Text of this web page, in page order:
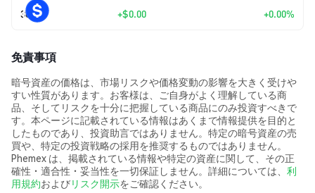
30日 +$0.00 +0.00%
免責事項
暗号資産の価格は、市場リスクや価格変動の影響を大きく受けや
すい性質があります。お客様は、ご自身がよく理解している商
品、そしてリスクを十分に把握している商品にのみ投資すべきで
す。本ページに記載されている情報はあくまで情報提供を目的と
したものであり、投資助言ではありません。特定の暗号資産の売
買や、特定の投資戦略の採用を推奨するものではありません。
Phemex は、掲載されている情報や特定の資産に関して、その正
確性・適合性・妥当性を一切保証しません。詳細については、 利
用規約およびリスク開示をご確認ください。